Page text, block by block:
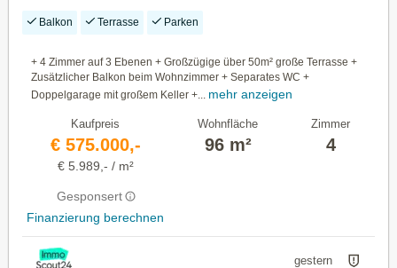
Natur und Stadtnähe
Balkon Terrasse Parken
+ 4 Zimmer auf 3 Ebenen + Großzügige über 50m² große Terrasse +
Zusätzlicher Balkon beim Wohnzimmer + Separates WC +
Doppelgarage mit großem Keller +...
mehr anzeigen
Kaufpreis
€ 575.000,-
€ 5.989,- / m²
Gesponsert
Finanzierung berechnen
Wohnfläche
96 m²
Zimmer
4
gestern